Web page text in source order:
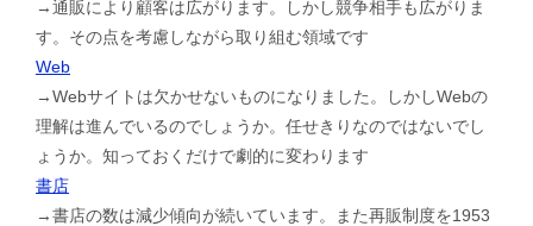
→通販により顧客は広がります。しかし競争相手も広がりま
す。その点を考慮しながら取り組む領域です
Web
→Webサイトは欠かせないものになりました。しかしWebの
理解は進んでいるのでしょうか。任せきりなのではないでし
ょうか。知っておくだけで劇的に変わります
書店
→書店の数は減少傾向が続いています。また再販制度を1953